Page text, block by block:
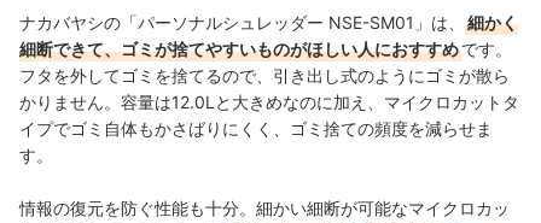
毎日使う家電製品だからこそ、本当によい商品を誰もが
簡単に選べるように、性能はもちろん省エネ性能やお手
入れのしやすさまでひとつひとつ丁寧に確認しながらコ
ンテンツ制作を行う。
田丸大暉（Hiroki Tamaru）のプロフィール
ナカバヤシの「パーソナルシュレッダー NSE-SM01」は、
細かく
細断できて、ゴミが捨てやすいものがほしい人におすすめです。
フタを外してゴミを捨てるので、引き出し式のようにゴミが散ら
かりません。容量は12.0Lと大きめなのに加え、マイクロカットタ
イプでゴミ自体もかさばりにくく、ゴミ捨ての頻度を減らせま
す。
情報の復元を防ぐ性能も十分。細かい細断が可能なマイクロカッ